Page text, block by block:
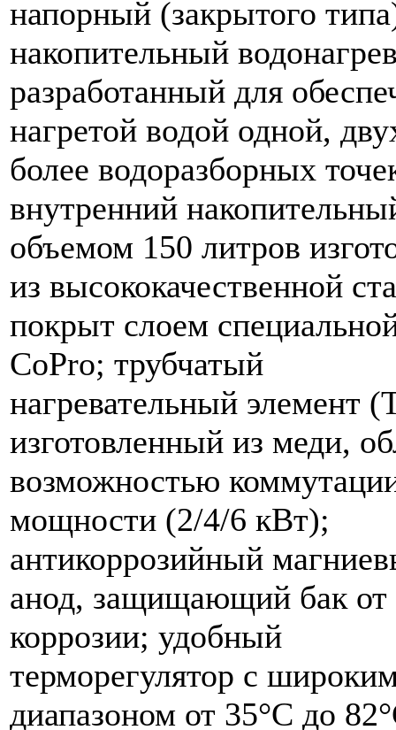
напорный (закрытого
накопительный
разработанный для
нагретой водой одной,
более водоразборных
внутренний
объемом 150 литров
из высококачественной
покрыт слоем
CoPro; трубчатый
нагревательный элемент
изготовленный из меди,
возможностью
мощности (2/4/6 кВт);
антикоррозийный
анод, защищающий бак от
коррозии; удобный
терморегулятор с
диапазоном от 35°С до